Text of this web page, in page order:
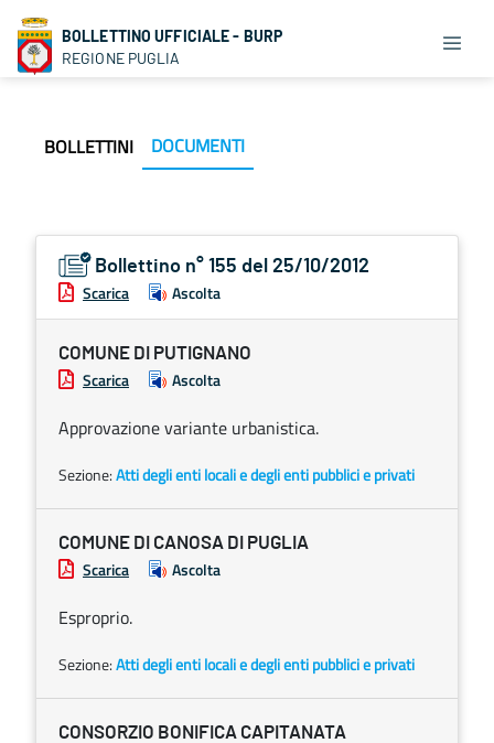
BOLLETTINO UFFICIALE - BURP
REGIONE PUGLIA
BOLLETTINI DOCUMENTI
Bollettino n° 155 del 25/10/2012
Scarica Ascolta
COMUNE DI PUTIGNANO
Scarica Ascolta
Approvazione variante urbanistica.
Sezione:Atti degli enti locali e degli enti pubblici e privati
COMUNE DI CANOSA DI PUGLIA
Scarica Ascolta
Esproprio.
Sezione:Atti degli enti locali e degli enti pubblici e privati
CONSORZIO BONIFICA CAPITANATA